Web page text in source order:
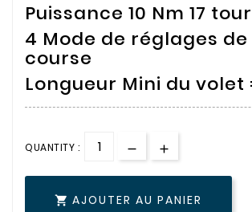
Puissance 10 Nm 17
4 Mode de réglages
course
Longueur Mini du volet
QUANTITY :
 AJOUTER AU PANIER